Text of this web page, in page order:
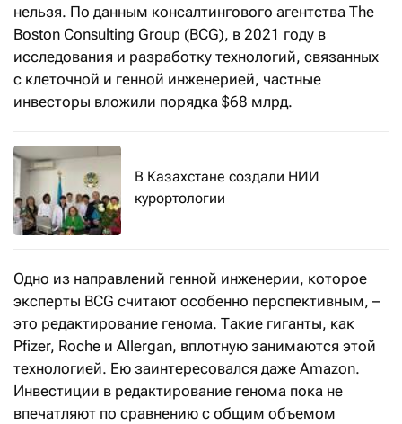
нельзя. По данным консалтингового агентства The
Boston Consulting Group (BCG), в 2021 году в
исследования и разработку технологий, связанных
с клеточной и генной инженерией, частные
инвесторы вложили порядка $68 млрд.
В Казахстане создали НИИ
курортологии
Одно из направлений генной инженерии, которое
эксперты BCG считают особенно перспективным, –
это редактирование генома. Такие гиганты, как
Pfizer, Roche и Allergan, вплотную занимаются этой
технологией. Ею заинтересовался даже Amazon.
Инвестиции в редактирование генома пока не
впечатляют по сравнению с общим объемом